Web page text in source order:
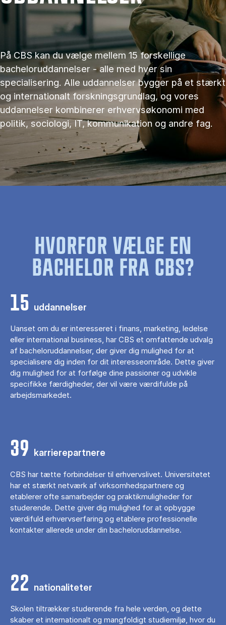
På CBS kan du vælge mellem 15 forskellige
bacheloruddannelser - alle med hver sin
specialisering. Alle uddannelser bygger på et stærkt
og internationalt forskningsgrundlag, og vores
uddannelser kombinerer erhvervsøkonomi med
politik, sociologi, IT, kommunikation og andre fag.
HVORFOR VÆLGE EN
BACHELOR FRA CBS?
15 uddannelser
Uanset om du er interesseret i finans, marketing, ledelse
eller international business, har CBS et omfattende udvalg
af bacheloruddannelser, der giver dig mulighed for at
specialisere dig inden for dit interesseområde. Dette giver
dig mulighed for at forfølge dine passioner og udvikle
specifikke færdigheder, der vil være værdifulde på
arbejdsmarkedet.
39 karrierepartnere
CBS har tætte forbindelser til erhvervslivet. Universitetet
har et stærkt netværk af virksomhedspartnere og
etablerer ofte samarbejder og praktikmuligheder for
studerende. Dette giver dig mulighed for at opbygge
værdifuld erhvervserfaring og etablere professionelle
kontakter allerede under din bacheloruddannelse.
22 nationaliteter
Skolen tiltrækker studerende fra hele verden, og dette
skaber et internationalt og mangfoldigt studiemiljø, hvor du